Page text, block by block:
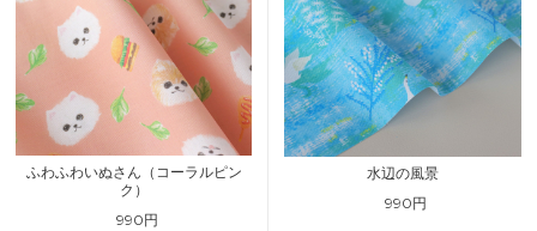
ふわふわいぬさん（コーラルピン
ク）
990円
水辺の風景
990円